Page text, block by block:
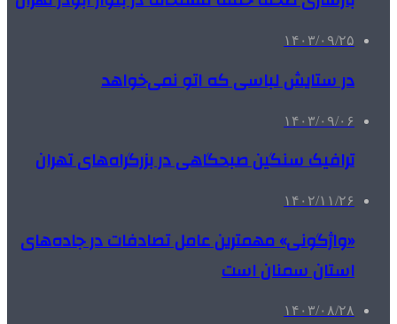
۱۴۰۳/۰۹/۲۵
در ستایش لباسی که اتو نمی‌خواهد
۱۴۰۳/۰۹/۰۶
ترافیک سنگین صبحگاهی در بزرگراه‌های تهران
۱۴۰۲/۱۱/۲۶
«واژگونی» مهمترین عامل تصادفات در جاده‌های
استان سمنان است
۱۴۰۳/۰۸/۲۸